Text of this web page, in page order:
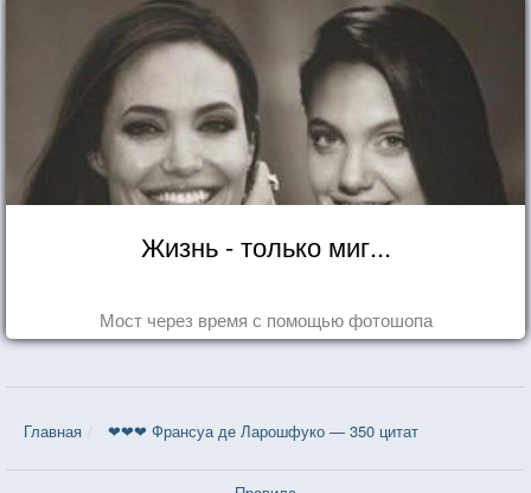
Жизнь - только миг...
Мост через время с помощью фотошопа
Главная ❤❤❤ Франсуа де Ларошфуко — 350 цитат